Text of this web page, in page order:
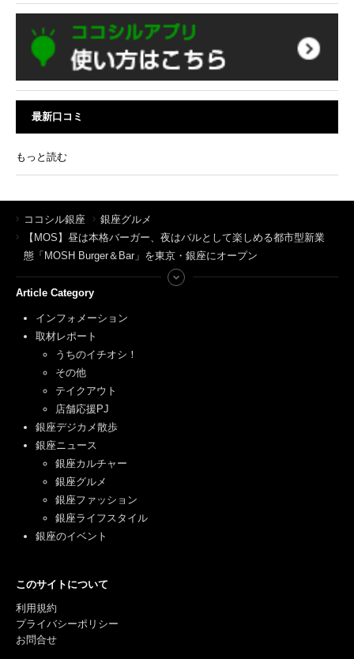
最新口コミ
もっと読む
ココシル銀座
銀座グルメ
【MOS】昼は本格バーガー、夜はバルとして楽しめる都市型新業
態「MOSH Burger＆Bar」を東京・銀座にオープン
Article Category
インフォメーション
取材レポート
うちのイチオシ！
その他
テイクアウト
店舗応援PJ
銀座デジカメ散歩
銀座ニュース
銀座カルチャー
銀座グルメ
銀座ファッション
銀座ライフスタイル
銀座のイベント
このサイトについて
利用規約
プライバシーポリシー
お問合せ